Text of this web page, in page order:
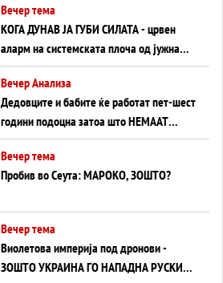
Вечер тема
КОГА ДУНАВ ЈА ГУБИ СИЛАТА - црвен
аларм на системската плоча од јужна
Германија до Црното Море...
Вечер Анализа
Дедовците и бабите ќе работат пет-шест
години подоцна затоа што НЕМААТ
ВНУЦИ ДА ГИ ЗАМЕНАТ
Вечер тема
Пробив во Сеута: МАРОКО, ЗОШТО?
Вечер тема
Виолетова империја под дронови -
ЗОШТО УКРАИНА ГО НАПАДНА РУСКИОТ